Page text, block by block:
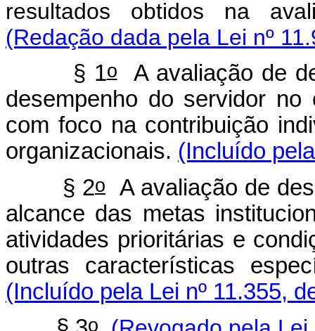
resultados obtidos na
(Redação dada pela Lei nº
§ 1oA avaliação de
desempenho do servidor
com foco na contribuição
organizacionais. (Incluído
§ 2oA avaliação de
alcance das metas
atividades prioritárias e
outras características
(Incluído pela Lei nº 11.355,
o